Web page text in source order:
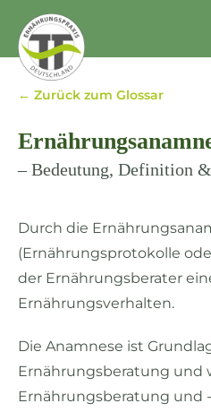
← Zurück zum Glossar
– Bedeutung, Definition
Durch die
(Ernährungsprotokolle
der Ernährungsberater
Ernährungsverhalten.
Die Anamnese ist
Ernährungsberatung und
Ernährungsberatung und